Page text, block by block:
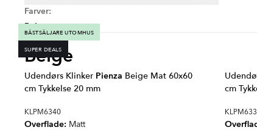
Farver:
Beige
Beige
BÄSTSÄLJARE UTOMHUS
SUPER DEALS
Udendørs Klinker Pienza Beige Mat 60x60
cm Tykkelse 20 mm
KLPM6340
Overflade: Matt
cm